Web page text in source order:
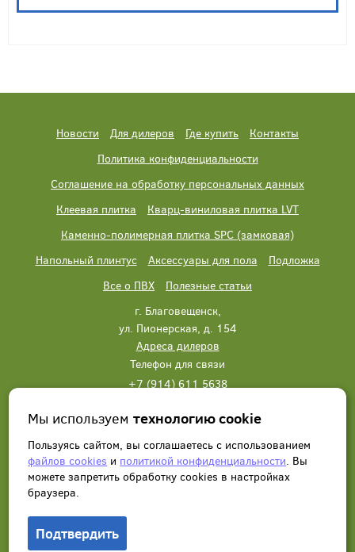
Новости Для дилеров Где купить
Контакты
Политика конфиденциальности
Соглашение на обработку персональных данных
Клеевая плитка
Кварц-виниловая плитка LVT
Каменно-полимерная плитка SPC (замковая)
Напольный плинтус
Аксессуары для пола
Подложка
Все о ПВХ
Полезные статьи
г. Благовещенск,
ул. Пионерская, д. 154
Адреса дилеров
Телефон для связи
+7 (914) 611 5638
Написать нам Заказать звонок
Мы используемтехнологию cookie
Пользуясь сайтом, вы соглашаетесь с использованием
файлов cookies и политикой конфиденциальности. Вы
можете запретить обработку сookies в настройках
браузера.
Подтвердить